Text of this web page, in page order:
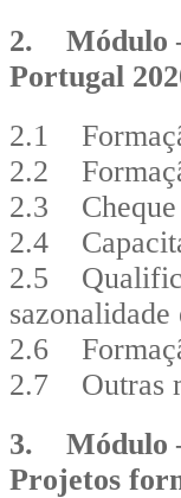
2. Módulo –
Portugal
2.1
2.2
2.3 Cheque
2.4
2.5
2.6
2.7 Outras
3. Módulo
Projetos